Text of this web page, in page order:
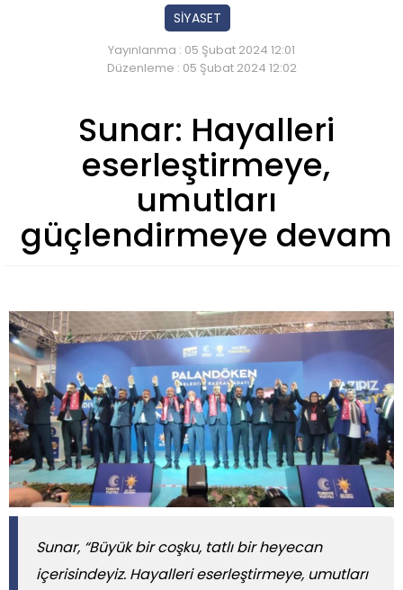
SİYASET
Yayınlanma : 05 Şubat 2024 12:01
Düzenleme : 05 Şubat 2024 12:02
Sunar: Hayalleri
eserleştirmeye,
umutları
güçlendirmeye devam
Sunar, “Büyük bir coşku, tatlı bir heyecan
içerisindeyiz. Hayalleri eserleştirmeye, umutları